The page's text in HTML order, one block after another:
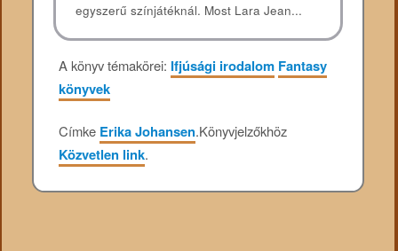
egyszerű színjátéknál. Most Lara Jean...
A könyv témakörei: Ifjúsági irodalom Fantasy
könyvek
Címke Erika Johansen.Könyvjelzőkhöz
Közvetlen link.